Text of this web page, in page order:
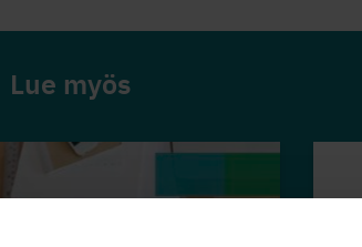
Lue myös